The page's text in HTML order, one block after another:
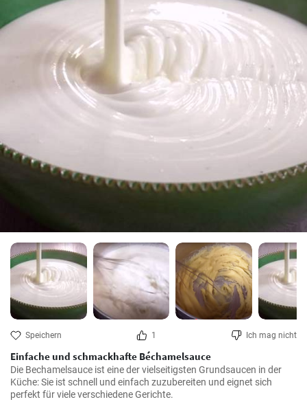
Speichern 1 Ich mag nicht
Einfache und schmackhafte Béchamelsauce
Die Bechamelsauce ist eine der vielseitigsten Grundsaucen in der
Küche: Sie ist schnell und einfach zuzubereiten und eignet sich
perfekt für viele verschiedene Gerichte.